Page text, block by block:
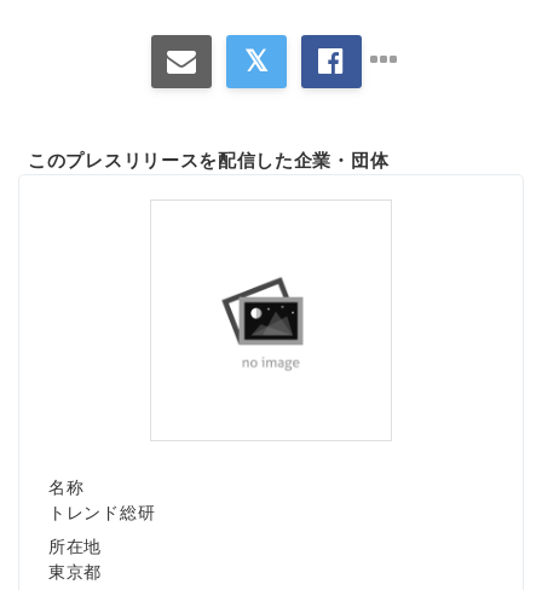
このプレスリリースを配信した企業・団体
名称
トレンド総研
所在地
東京都